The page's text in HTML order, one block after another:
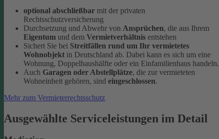
optional abschließbar mit der privaten
Rechtsschutzversicherung
Durchsetzung und Abwehr von Ansprüchen, die aus Ihrem
Eigentum und dem Vermietverhältnis entstehen
Sichert Sie bei Streitfällen rund um Ihr vermietetes
Wohnobjekt in Deutschland ab. Dabei kann es sich um eine
Wohnung, Doppelhaushälfte oder ein Einfamilienhaus handeln.
Auch Garagen oder Abstellplätze, die zur vermieteten
Wohneinheit gehören, sind eingeschlossen.
Mehr zum Vermieterrechtsschutz
Ausgewählte Serviceleistungen im Detail